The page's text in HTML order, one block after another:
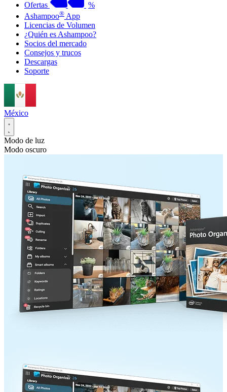
Ofertas
%
Ashampoo® App
Licencias de Volumen
¿Quién es Ashampoo?
Socios del mercado
Consejos y trucos
Descargas
Soporte
México
Modo de luz
Modo oscuro